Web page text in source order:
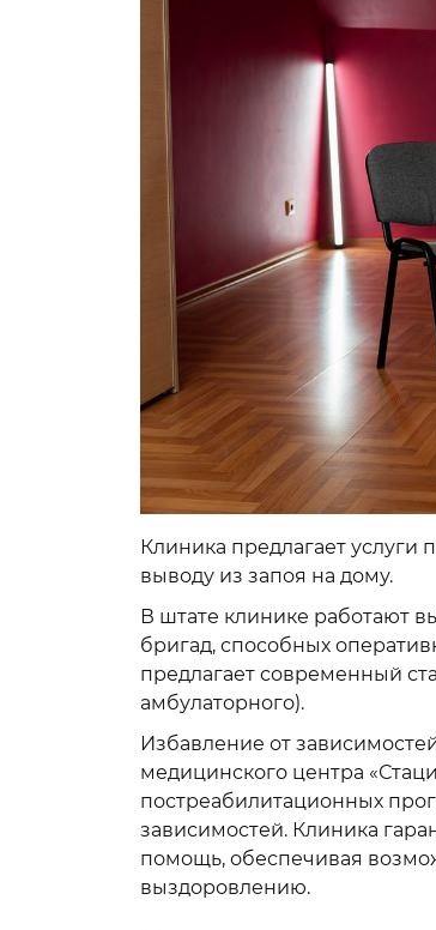
Клиника предлагает услуги
выводу из запоя на дому.
В штате клинике работают
бригад, способных
предлагает современный
амбулаторного).
Избавление от
медицинского центра
постреабилитационных
зависимостей. Клиника
помощь, обеспечивая
выздоровлению.